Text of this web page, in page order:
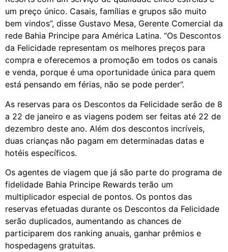
um preço único. Casais, famílias e grupos são muito
bem vindos”, disse Gustavo Mesa, Gerente Comercial da
rede Bahia Principe para América Latina. “Os Descontos
da Felicidade representam os melhores preços para
compra e oferecemos a promoção em todos os canais
e venda, porque é uma oportunidade única para quem
está pensando em férias, não se pode perder‘’.
As reservas para os Descontos da Felicidade serão de 8
a 22 de janeiro e as viagens podem ser feitas até 22 de
dezembro deste ano. Além dos descontos incríveis,
duas crianças não pagam em determinadas datas e
hotéis específicos.
Os agentes de viagem que já são parte do programa de
fidelidade Bahia Principe Rewards terão um
multiplicador especial de pontos. Os pontos das
reservas efetuadas durante os Descontos da Felicidade
serão duplicados, aumentando as chances de
participarem dos ranking anuais, ganhar prêmios e
hospedagens gratuitas.